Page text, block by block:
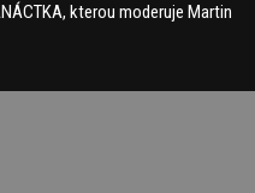
kterou moderuje Martin